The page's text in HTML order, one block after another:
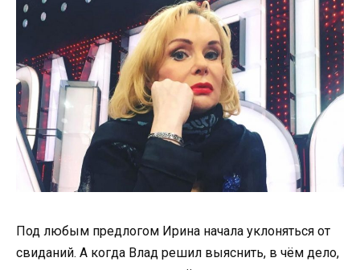
Под любым предлогом Ирина начала уклоняться от
свиданий. А когда Влад решил выяснить, в чём дело,